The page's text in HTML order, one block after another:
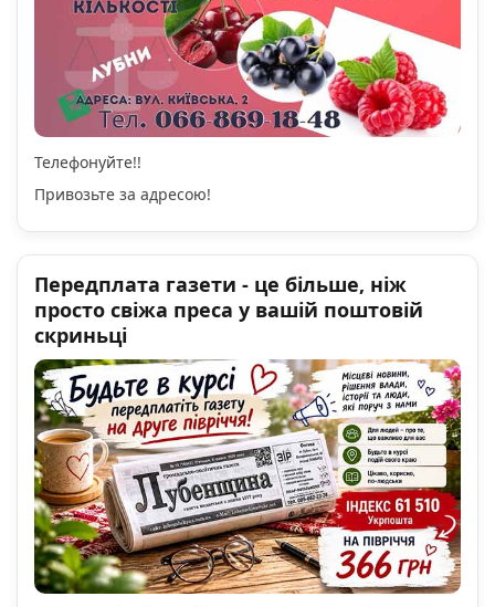
Телефонуйте!!
Привозьте за адресою!
Передплата газети - це більше, ніж
просто свіжа преса у вашій поштовій
скриньці